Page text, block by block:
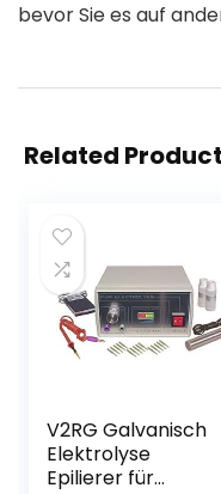
bevor Sie es auf
Related
V2RG Galvanisch
Elektrolyse
Epilierer für